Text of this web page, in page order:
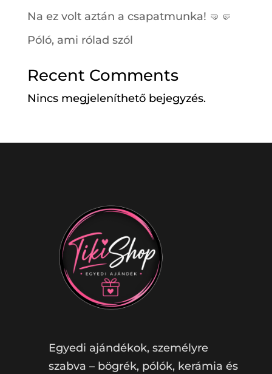
Na ez volt aztán a csapatmunka! 🤜🤛
Póló, ami rólad szól
Recent Comments
Nincs megjeleníthető bejegyzés.
Egyedi ajándékok, személyre
szabva – bögrék, pólók, kerámia és